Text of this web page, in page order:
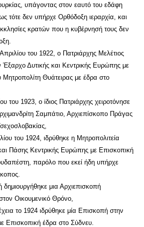
υπάγοντας στον εαυτό του εδάφη
τότε δεν υπήρχε Ορθόδοξη ιεραρχία, και
κρατών που η κυβέρνησή τους δεν
του 1922, ο Πατριάρχης Μελέτιος
Έξαρχο Δυτικής και Κεντρικής Ευρώπης με
Μητροπολίτη Θυάτειρας με έδρα στο
του 1923, ο ίδιος Πατριάρχης χειροτόνησε
Σαμπάτιο, Αρχιεπίσκοπο Πράγας
του 1924, ιδρύθηκε η Μητροπολιτεία
Πάσης Κεντρικής Ευρώπης με Επισκοπική
παρόλο που εκεί ήδη υπήρχε
δημιουργήθηκε μια Αρχιεπισκοπή
Οικουμενικό Θρόνο,
το 1924 ιδρύθηκε μία Επισκοπή στην
Επισκοπική έδρα στο Σύδνευ.